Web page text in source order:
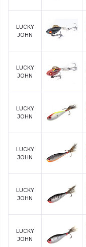
LUCKY
JOHN
LUCKY
JOHN
LUCKY
JOHN
LUCKY
JOHN
LUCKY
JOHN
LUCKY
JOHN